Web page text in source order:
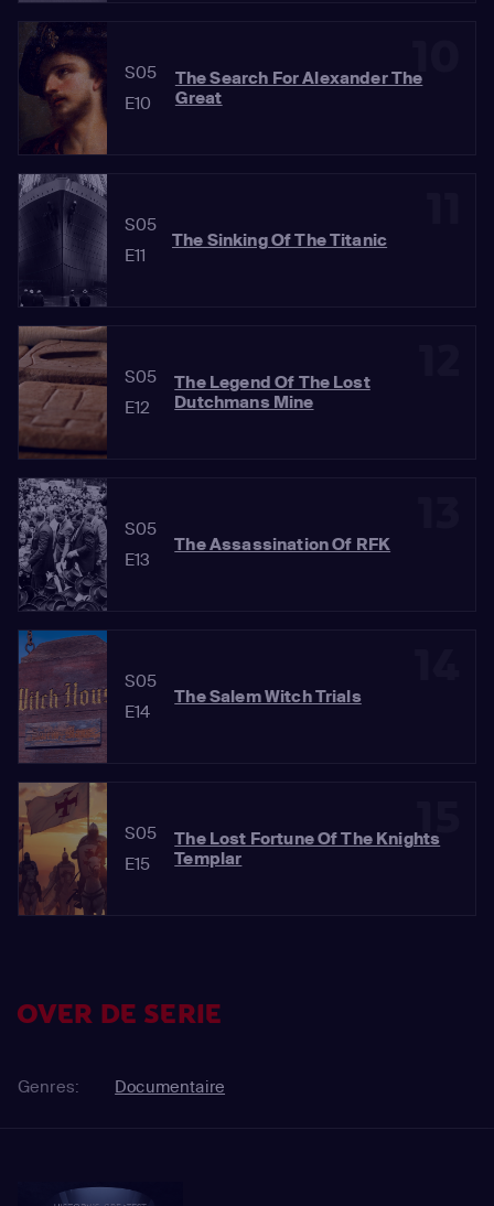
S05
E10
The Search For Alexander The
Great
S05
E11
The Sinking Of The Titanic
S05
E12
The Legend Of The Lost
Dutchmans Mine
S05
E13
The Assassination Of RFK
S05
E14
The Salem Witch Trials
15
S05
E15
The Lost Fortune Of The Knights
Templar
OVER DE SERIE
Genres: Documentaire